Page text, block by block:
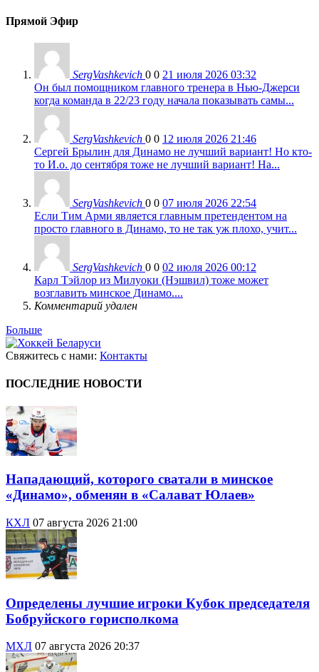
Прямой Эфир
SergVashkevich 0 0 21 июля 2026 03:32
Он был помощником главного тренера в Нью-Джерси
когда команда в 22/23 году начала показывать самы...
SergVashkevich 0 0 12 июля 2026 21:46
Сергей Брылин для Динамо не лучший вариант! Но кто-
то И.о. до сентября тоже не лучший вариант! На...
SergVashkevich 0 0 07 июля 2026 22:54
Если Тим Арми является главным претендентом на
просто главного в Динамо, то не так уж плохо, учит...
SergVashkevich 0 0 02 июля 2026 00:12
Карл Тэйлор из Милуоки (Нэшвил) тоже может
возглавить минское Динамо....
Комментарий удален
Больше
Свяжитесь с нами: Контакты
ПОСЛЕДНИЕ НОВОСТИ
Нападающий, которого сватали в минское
«Динамо», обменян в «Салават Юлаев»
КХЛ 07 августа 2026 21:00
Определены лучшие игроки Кубок председателя
Бобруйского горисполкома
МХЛ 07 августа 2026 20:37